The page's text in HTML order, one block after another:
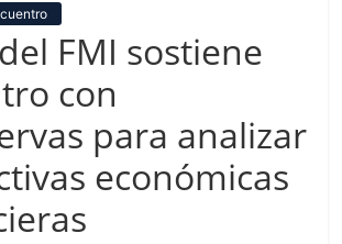
FMI sostiene
con
para analizar
económicas